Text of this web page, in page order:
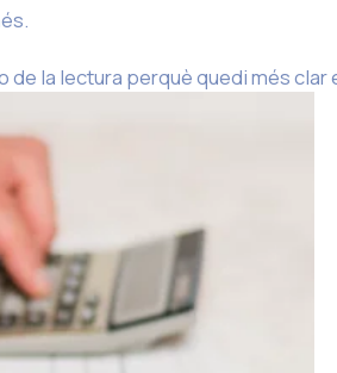
la lectura perquè quedi més clar